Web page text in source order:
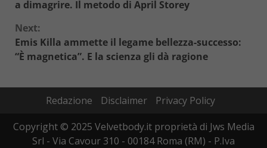
a dimagrire. Il metodo di April Storey
Next:
Emis Killa ammette il legame bellezza-successo:
“È magnetica”. E la scienza gli dà ragione
Redazione Disclaimer
Privacy Policy
Copyright © 2025 Velvetbody.it proprietà di Jws Media
Srl - Via Cavour 310 - 00184 Roma (RM) - P.Iva